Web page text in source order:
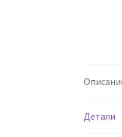
Детали